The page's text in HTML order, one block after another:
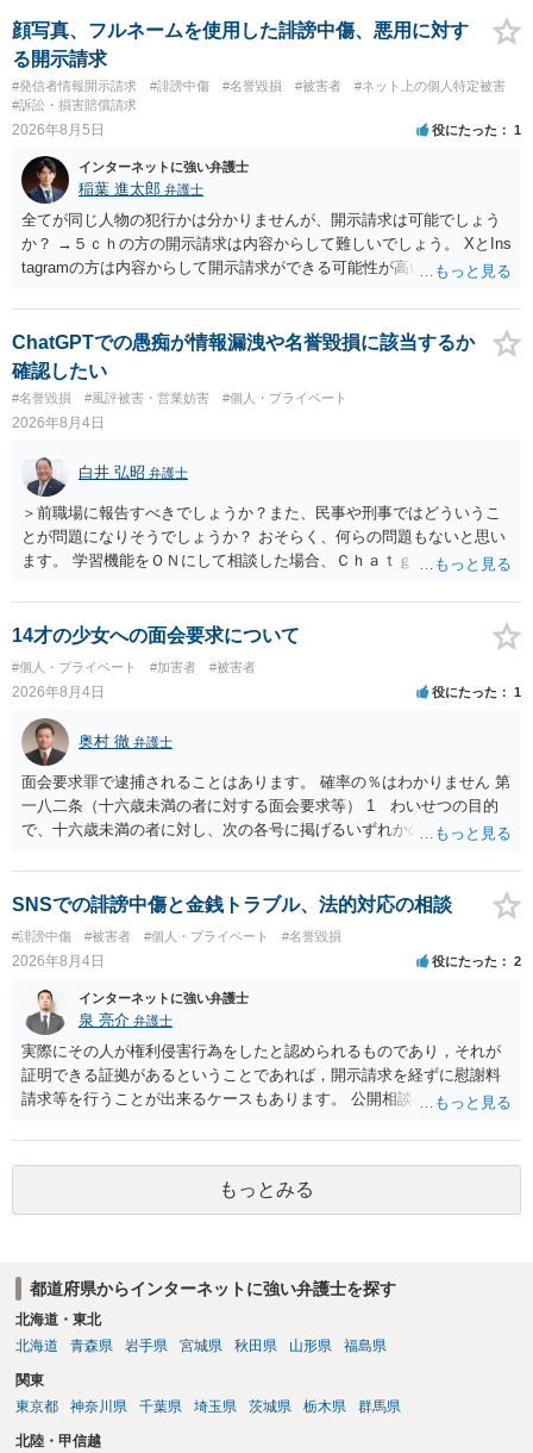
であれば）書面で退所意思の明確化はしておくべきだと考えます。
顔写真、フルネームを使用した誹謗中傷、悪用に対す
る開示請求
#発信者情報開示請求 #誹謗中傷 #名誉毀損 #被害者
#ネット上の個人特定被害
#訴訟・損害賠償請求
2026年8月5日 役にたった 1
インターネットに強い弁護士
稲葉 進太郎 弁護士
全てが同じ人物の犯行かは分かりませんが、開示請求は可能でしょう
か？ →５ｃｈの方の開示請求は内容からして難しいでしょう。 XとIns
tagramの方は内容からして開示請求ができる可能性が高いでしょう。
いでしょう。７月中にアカウントが削除されている場合、今から進め
ても失敗する可能性が高いように思われます。 相手を特定できた場
合、相手に全ての弁護士費用を負担させることは可能でしょうか？ →
訴訟外の交渉で相手方が認めれば負担させることができるでしょう。
訴訟で判決となった場合は、実際の弁護士費用が認められる場合と認
められない場合があり何ともいえないところでしょう。
ChatGPTでの愚痴が情報漏洩や名誉毀損に該当するか
確認したい
#名誉毀損 #風評被害・営業妨害 #個人・プライベート
2026年8月4日
白井 弘昭 弁護士
＞前職場に報告すべきでしょうか？また、民事や刑事ではどういうこ
とが問題になりそうでしょうか？ おそらく、何らの問題もないと思い
ます。 学習機能をＯＮにして相談した場合、Ｃｈａｔｇｐｔがｏｐｅ
する可能性がありますが、個人名や会社名を特定していない限り、一
般論として抽象化されて回答に織り込まれる可能性が生じるにすぎま
せんので、その情報自体が、秘密情報に当たるとは思えませんし、名
誉棄損として、個人や会社に対する誹謗中傷の不特定多数への公開に
当たるとも思われません。 もちろん、誰がその内容をｃｈａｔｇｐｔ
に入力したかも第三者にしられることはないので、個人や会社の特定
をせずに書き込んだことで（おそらく特定して書き込んだとして
も）、相談者さんが刑事民事の責任に問われることはないでしょう。
私見ながらご参考まで。
14才の少女への面会要求について
#個人・プライベート #加害者 #被害者
2026年8月4日 役にたった 1
奥村 徹 弁護士
面会要求罪で逮捕されることはあります。 確率の％はわかりません 第
一八二条（十六歳未満の者に対する面会要求等） 1 わいせつの目的
で、十六歳未満の者に対し、次の各号に掲げるいずれかの行為をした
が生まれた日より五年以上前の日に生まれた者に限る。）は、一年以
下の拘禁刑又は五十万円以下の罰金に処する。 一 威迫し、偽計を用
い又は誘惑して面会を要求すること。 二 拒まれたにもかかわらず、
反復して面会を要求すること。 三 金銭その他の利益を供与し、又は
その申込み若しくは約束をして面会を要求すること。 2前項の罪を犯
し、よってわいせつの目的で当該十六歳未満の者と面会をした者は、
二年以下の拘禁刑又は百万円以下の罰金に処する。
SNSでの誹謗中傷と金銭トラブル、法的対応の相談
#誹謗中傷 #被害者 #個人・プライベート #名誉毀損
2026年8月4日 役にたった 2
インターネットに強い弁護士
泉 亮介 弁護士
実際にその人が権利侵害行為をしたと認められるものであり，それが
証明できる証拠があるということであれば，開示請求を経ずに慰謝料
請求等を行うことが出来るケースもあります。 公開相談の場では回答
に個別に相談されると良いでしょう。
もっとみる
都道府県からインターネットに強い弁護士を探す
北海道・東北
北海道
青森県 岩手県 宮城県 秋田県 山形県 福島県
関東
東京都
神奈川県 千葉県 埼玉県 茨城県 栃木県 群馬県
北陸・甲信越